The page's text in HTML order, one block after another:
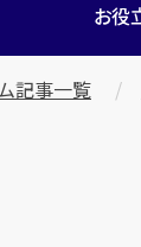
お役
記事一覧